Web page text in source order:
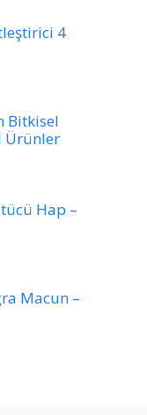
4
Bitkisel
Ürünler
Hap –
Macun –